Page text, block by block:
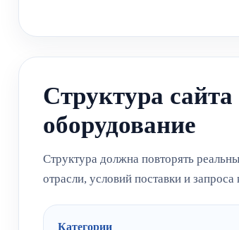
Структура
оборудование
Структура должна повторять
отрасли, условий поставки и
Категории